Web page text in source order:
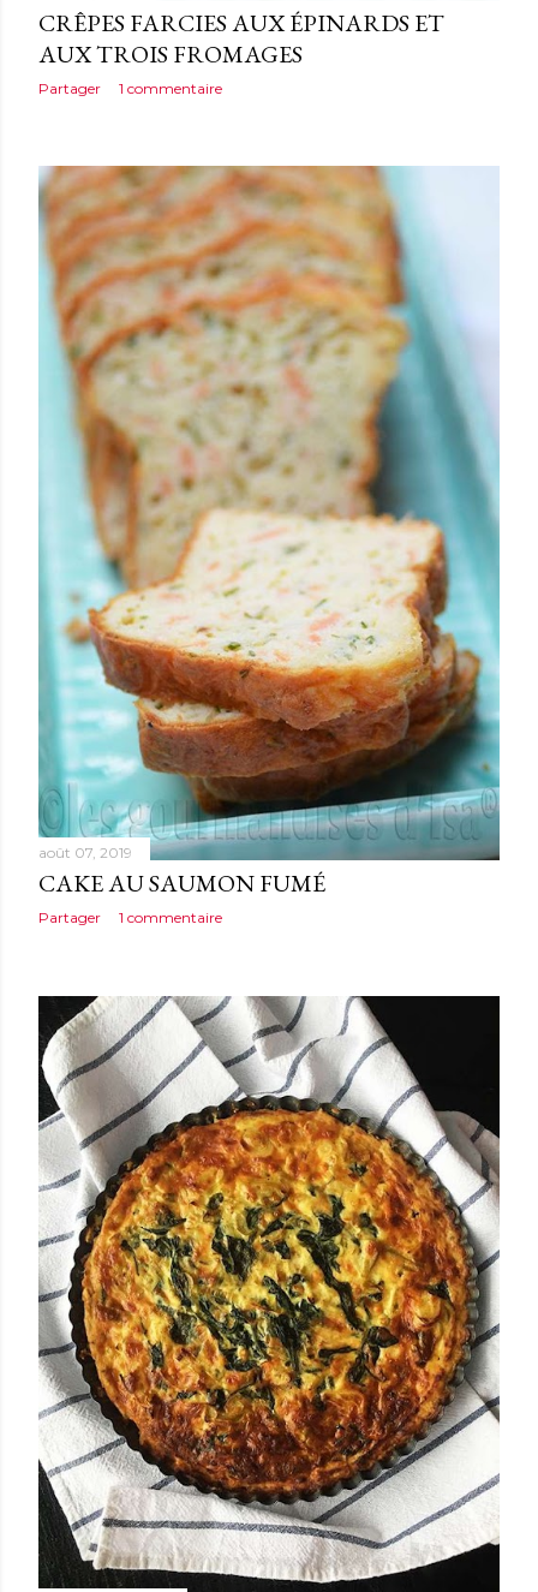
CRÊPES FARCIES AUX ÉPINARDS ET
AUX TROIS FROMAGES
Partager 1 commentaire
août 07, 2019
CAKE AU SAUMON FUMÉ
Partager 1 commentaire